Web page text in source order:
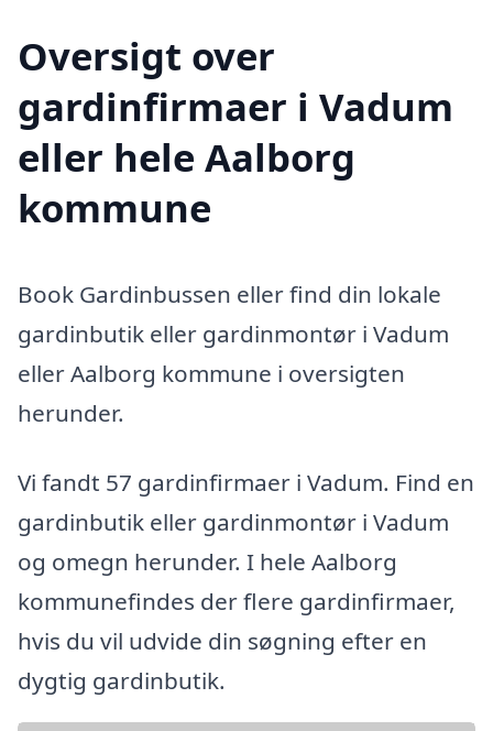
Oversigt over
gardinfirmaer i Vadum
eller hele Aalborg
kommune
Book Gardinbussen eller find din lokale
gardinbutik eller gardinmontør i Vadum
eller Aalborg kommune i oversigten
herunder.
Vi fandt 57 gardinfirmaer i Vadum. Find en
gardinbutik eller gardinmontør i Vadum
og omegn herunder. I hele Aalborg
kommunefindes der flere gardinfirmaer,
hvis du vil udvide din søgning efter en
dygtig gardinbutik.